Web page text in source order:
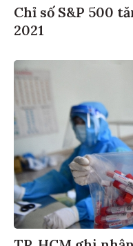
Chỉ số S&P 500
2021
TP. HCM ghi